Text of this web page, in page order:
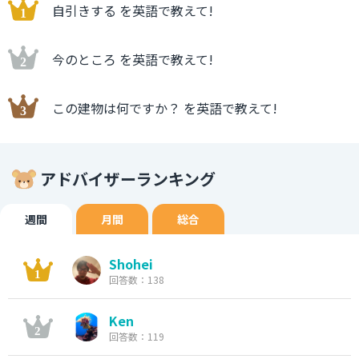
自引きする を英語で教えて!
今のところ を英語で教えて!
この建物は何ですか？ を英語で教えて!
アドバイザーランキング
週間 月間 総合
Shohei
回答数：138
Ken
回答数：119